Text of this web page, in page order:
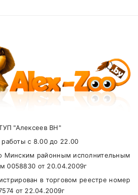
"Алексеев ВН"
с 8.00 до 22.00
Минским районным исполнительным
0058830 от 20.04.2009г
в торговом реестре номер
от 22.04.2009г